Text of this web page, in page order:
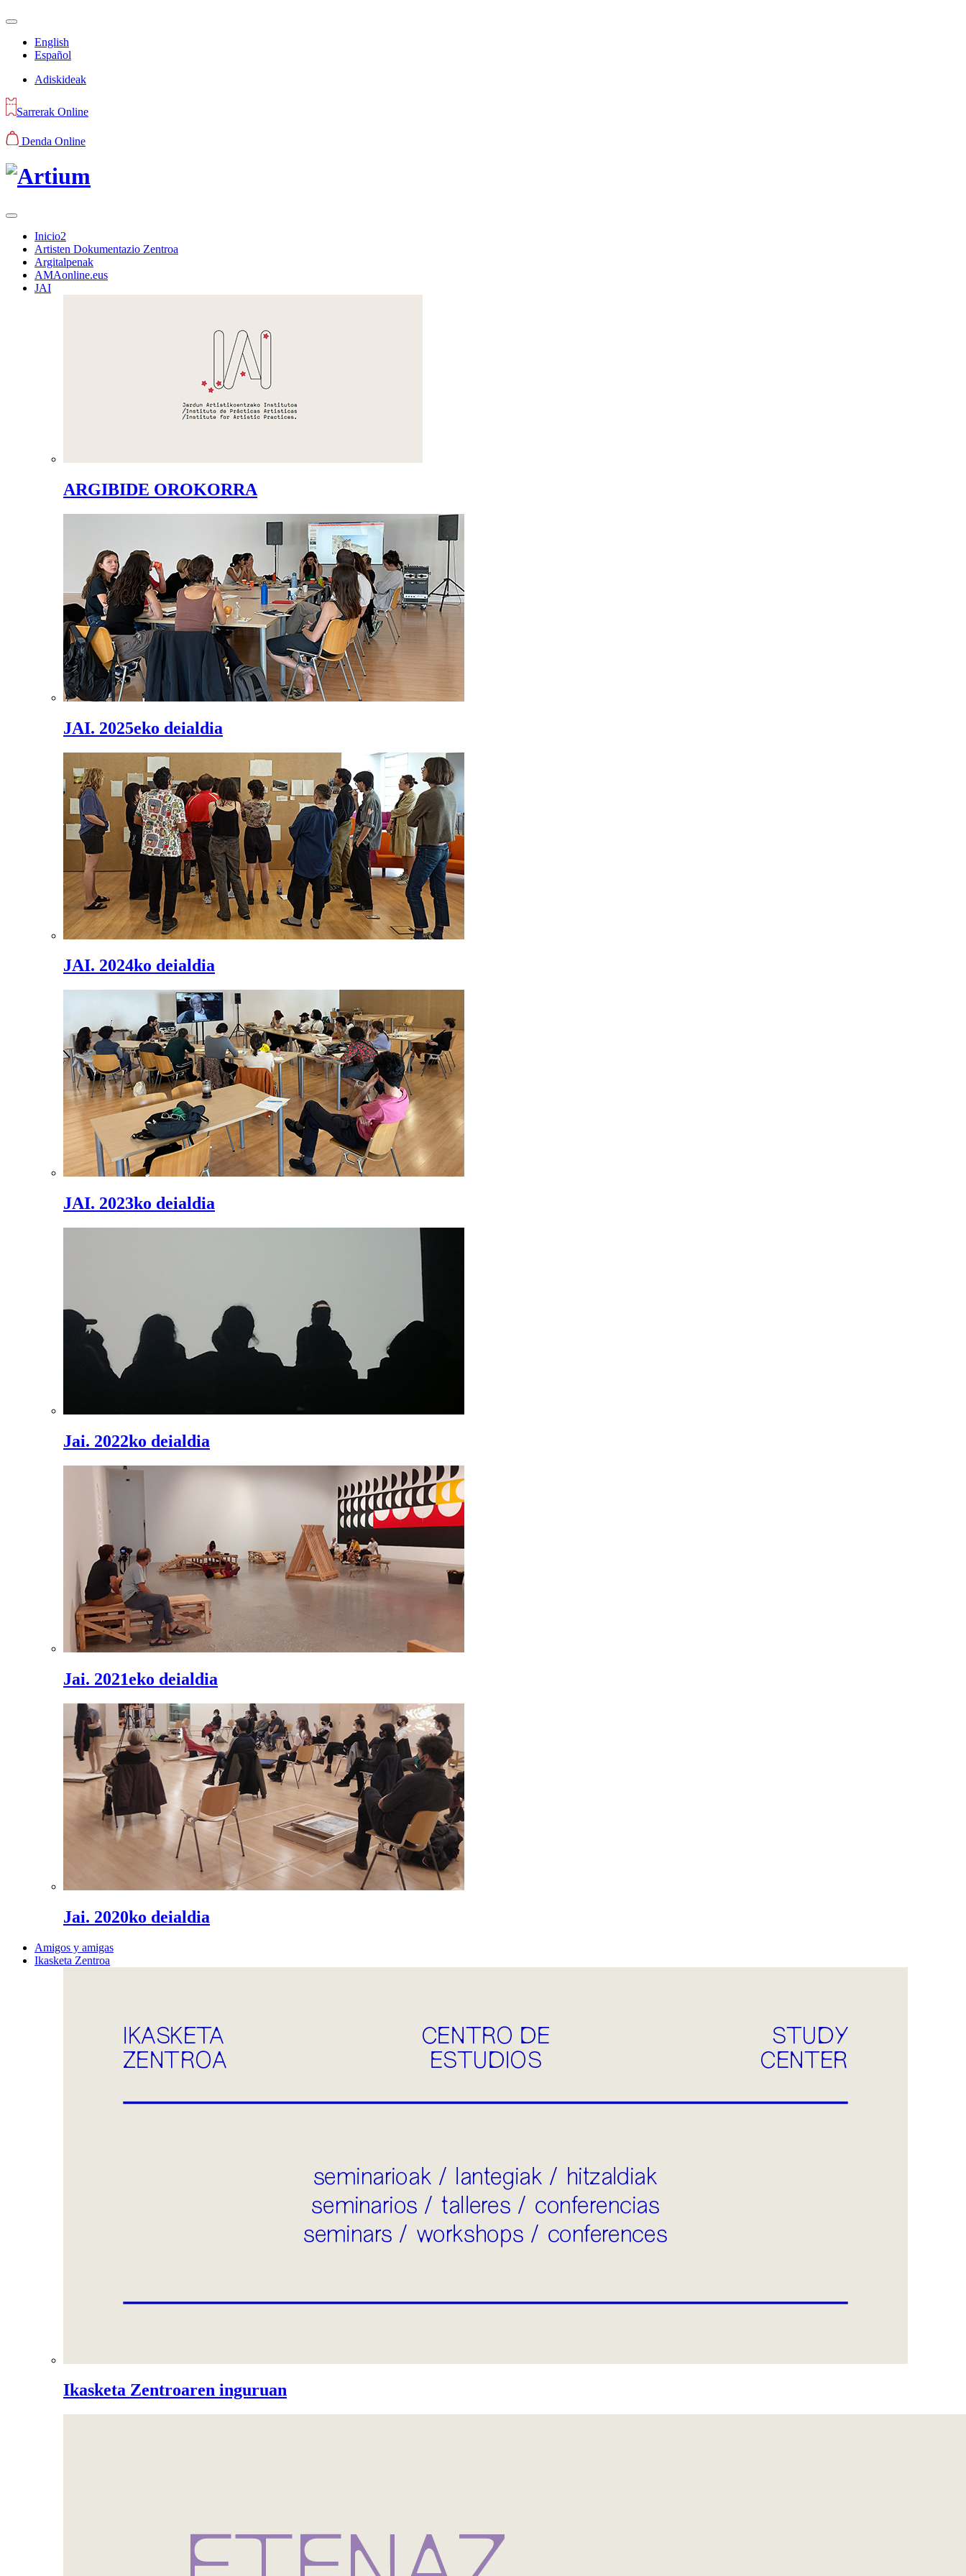
English
Español
Adiskideak
Sarrerak Online
Denda Online
Inicio2
Artisten Dokumentazio Zentroa
Argitalpenak
AMAonline.eus
JAI
ARGIBIDE OROKORRA
JAI. 2025eko deialdia
JAI. 2024ko deialdia
JAI. 2023ko deialdia
Jai. 2022ko deialdia
Jai. 2021eko deialdia
Jai. 2020ko deialdia
Amigos y amigas
Ikasketa Zentroa
Ikasketa Zentroaren inguruan